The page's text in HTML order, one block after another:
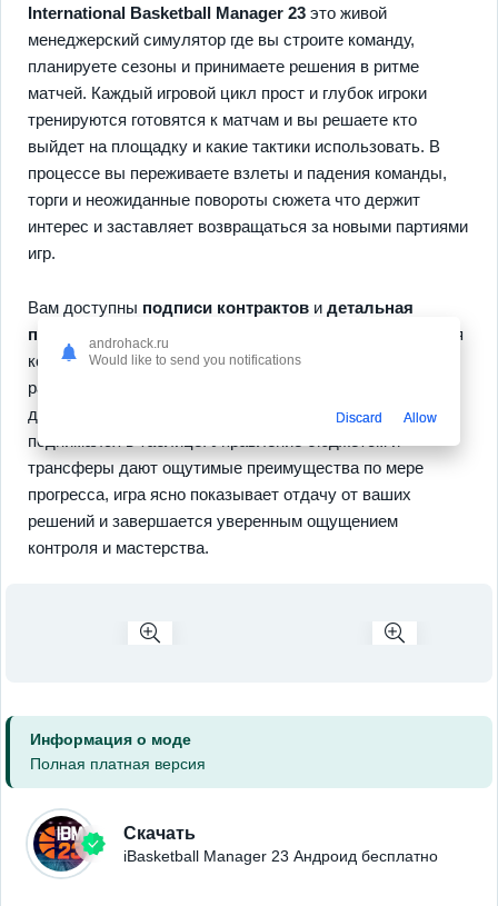
International Basketball Manager 23 это живой
менеджерский симулятор где вы строите команду,
планируете сезоны и принимаете решения в ритме
матчей. Каждый игровой цикл прост и глубок игроки
тренируются готовятся к матчам и вы решаете кто
выйдет на площадку и какие тактики использовать. В
процессе вы переживаете взлеты и падения команды,
торги и неожиданные повороты сюжета что держит
интерес и заставляет возвращаться за новыми партиями
игр.
Вам доступны подписи контрактов и детальная
прокачка игроков
как ключевые инструменты развития
команды. Следите за формой спортсменов
распределяйте роли и используйте молодые таланты
для долгосрочного роста чтобы клуб стабильно
поднимался в таблице. Управление бюджетом и
трансферы дают ощутимые преимущества по мере
прогресса, игра ясно показывает отдачу от ваших
решений и завершается уверенным ощущением
контроля и мастерства.
Информация о моде
Полная платная версия
Скачать
iBasketball Manager 23 Андроид бесплатно
androhack.ru
Would like to send you notifications
Discard Allow